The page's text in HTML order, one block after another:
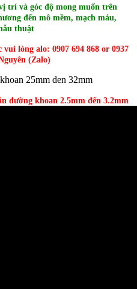
trí và góc độ mong muốn trên
đến mô mềm, mạch máu,
thuật
lòng alo: 0907 694 868 or 0937
(Zalo)
đường khoan 2.5mm đến 3.2mm